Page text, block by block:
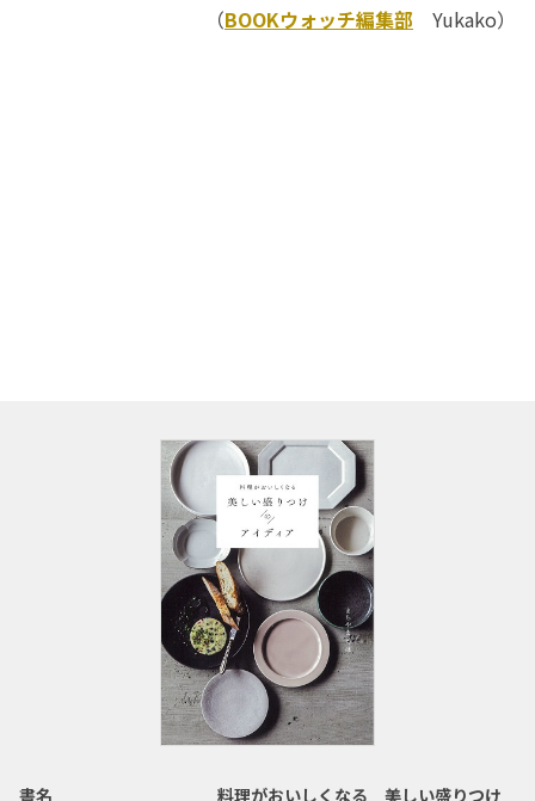
（BOOKウォッチ編集部 Yukako）
書名 料理がおいしくなる 美しい盛りつけ